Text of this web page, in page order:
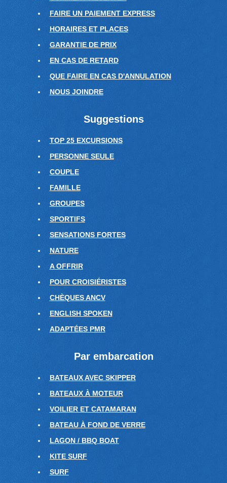
FAIRE UN PAIEMENT EXPRESS
HORAIRES ET PLACES
GARANTIE DE PRIX
EN CAS DE RETARD
QUE FAIRE EN CAS D'ANNULATION
NOUS JOINDRE
Suggestions
TOP 25 EXCURSIONS
PERSONNE SEULE
COUPLE
FAMILLE
GROUPES
SPORTIFS
SENSATIONS FORTES
NATURE
A OFFRIR
POUR CROISIÉRISTES
CHÈQUES ANCV
ENGLISH SPOKEN
ADAPTÉES PMR
Par embarcation
BATEAUX AVEC SKIPPER
BATEAUX À MOTEUR
VOILIER ET CATAMARAN
BATEAU À FOND DE VERRE
LAGON / BBQ BOAT
KITE SURF
SURF